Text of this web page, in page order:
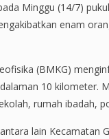
Minggu (14/7)
enam
(BMKG)
10 kilometer.
rumah ibadah,
lain Kecamatan